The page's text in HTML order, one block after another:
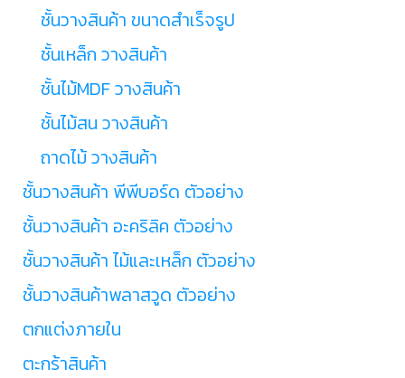
ชั้นวางสินค้า ขนาดสำเร็จรูป
ชั้นเหล็ก วางสินค้า
ชั้นไม้MDF วางสินค้า
ชั้นไม้สน วางสินค้า
ถาดไม้ วางสินค้า
ชั้นวางสินค้า พีพีบอร์ด ตัวอย่าง
ชั้นวางสินค้า อะคริลิค ตัวอย่าง
ชั้นวางสินค้า ไม้และเหล็ก ตัวอย่าง
ชั้นวางสินค้าพลาสวูด ตัวอย่าง
ตกแต่งภายใน
ตะกร้าสินค้า